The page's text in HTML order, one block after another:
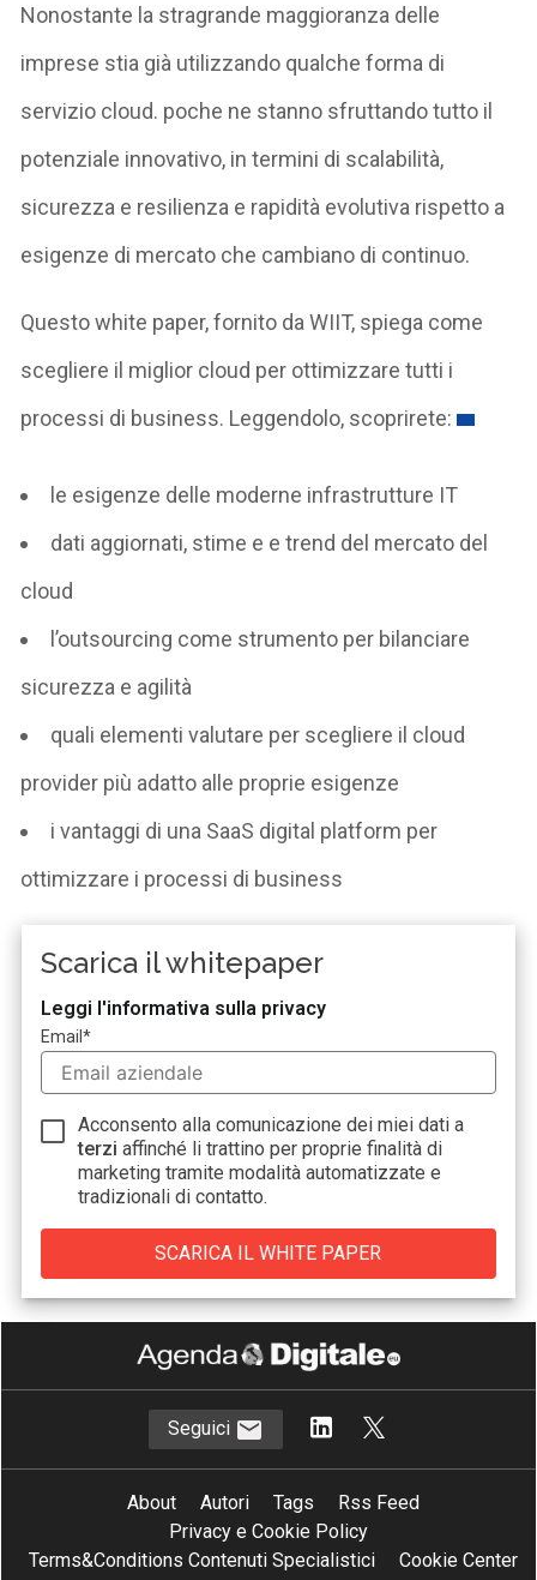
Nonostante la stragrande maggioranza delle
imprese stia già utilizzando qualche forma di
servizio cloud. poche ne stanno sfruttando tutto il
potenziale innovativo, in termini di scalabilità,
sicurezza e resilienza e rapidità evolutiva rispetto a
esigenze di mercato che cambiano di continuo.
Questo white paper, fornito da WIIT, spiega come
scegliere il miglior cloud per ottimizzare tutti i
processi di business. Leggendolo, scoprirete:
le esigenze delle moderne infrastrutture IT
dati aggiornati, stime e e trend del mercato del
cloud
l’outsourcing come strumento per bilanciare
sicurezza e agilità
quali elementi valutare per scegliere il cloud
provider più adatto alle proprie esigenze
i vantaggi di una SaaS digital platform per
ottimizzare i processi di business
Scarica il whitepaper
Leggi l'informativa sulla privacy
Email*
Acconsento alla comunicazione dei miei dati a
terzi affinché li trattino per proprie finalità di
marketing tramite modalità automatizzate e
tradizionali di contatto.
Seguici
About Autori Tags
Rss Feed
Privacy e Cookie Policy
Terms&Conditions Contenuti Specialistici
Cookie Center